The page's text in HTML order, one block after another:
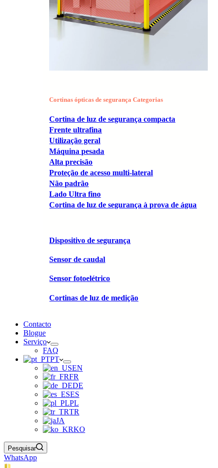
Cortinas ópticas de segurança Categorias
Cortina de luz de segurança compacta
Frente ultrafina
Utilização geral
Máquina pesada
Alta precisão
Proteção de acesso multi-lateral
Não padrão
Lado Ultra fino
Cortina de luz de segurança à prova de água
Dispositivo de segurança
Sensor de caudal
Sensor fotoelétrico
Cortinas de luz de medição
Contacto
Blogue
Serviço
FAQ
PT
EN
FR
DE
ES
PL
TR
JA
KO
Pesquisar
WhatsApp